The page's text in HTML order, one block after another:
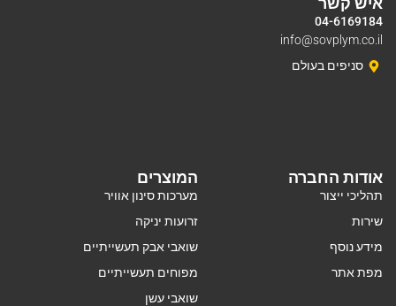
המוצרים
מערכות סינון אוויר
זרועות יניקה
שואבי אבק תעשייתיים
מפוחים תעשייתיים
שואבי עשן
אודות החברה
תהליכי ייצור
שירות
מידע נוסף
מפת אתר
04-6169184
info@sovplym.co.il
סניפים בעולם